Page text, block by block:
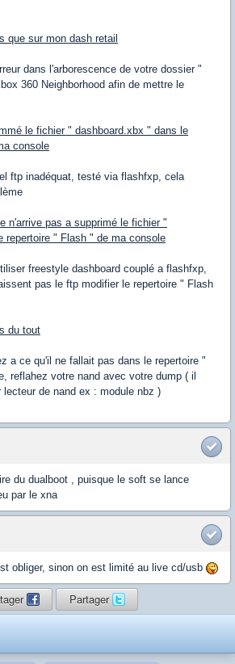
que sur mon dash retail
dans l'arborescence de votre dossier "
360 Neighborhood afin de mettre le
le fichier " dashboard.xbx " dans le
console
ftp inadéquat, testé via flashfxp, cela
n'arrive pas a supprimé le fichier "
repertoire " Flash " de ma console
freestyle dashboard couplé a flashfxp,
pas le ftp modifier le repertoire " Flash
du tout
a ce qu'il ne fallait pas dans le repertoire "
reflahez votre nand avec votre dump ( il
de nand ex : module nbz )
du dualboot , puisque le soft se lance
par le xna
obliger, sinon on est limité au live cd/usb
Partager